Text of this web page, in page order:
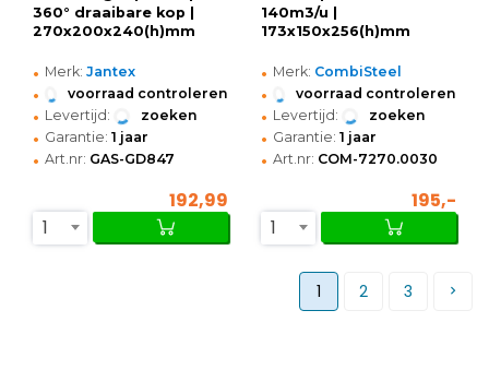
360° draaibare kop |
270x200x240(h)mm
• Merk: Jantex
• voorraad controleren
• Levertijd: zoeken
• Garantie: 1 jaar
• Art.nr: GAS-GD847
192,99
1
140m3/u |
173x150x256(h)mm
• Merk: CombiSteel
• voorraad controleren
• Levertijd: zoeken
• Garantie: 1 jaar
• Art.nr: COM-7270.0030
195,-
1
1 2 3